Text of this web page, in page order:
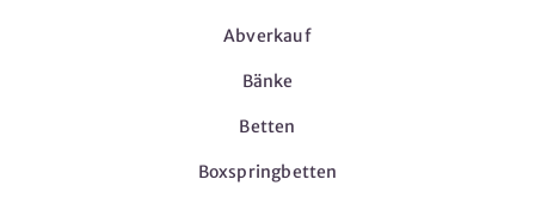
Abverkauf
Bänke
Betten
Boxspringbetten